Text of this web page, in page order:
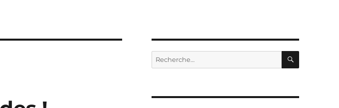
Recherche
pour :